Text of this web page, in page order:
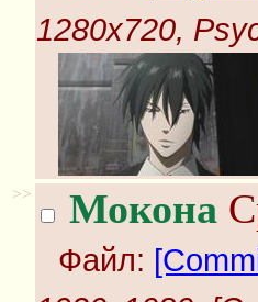
1280x720,
>> Мокона
Файл: